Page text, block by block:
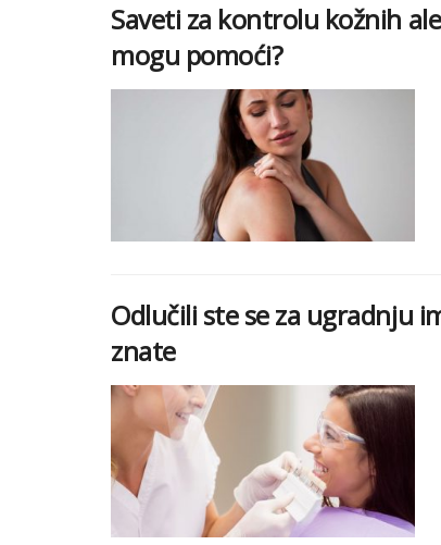
Saveti za kontrolu kožnih
mogu pomoći?
Odlučili ste se za ugradnju
znate